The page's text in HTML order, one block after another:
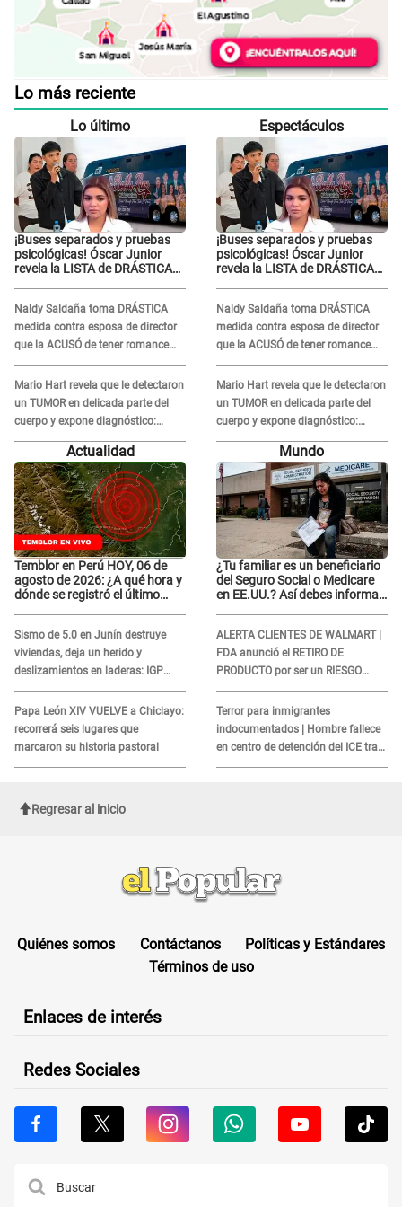
Lo más reciente
Lo último
¡Buses separados y pruebas
psicológicas! Óscar Junior
revela la LISTA de DRÁSTICAS
en 'La Bella Luz' tras caso
Naldy Saldaña
Naldy Saldaña toma DRÁSTICA
medida contra esposa de director
que la ACUSÓ de tener romance
con él: "Muy triste..."
Mario Hart revela que le detectaron
un TUMOR en delicada parte del
cuerpo y expone diagnóstico:
"Dolores muy fuertes..."
Espectáculos
¡Buses separados y pruebas
psicológicas! Óscar Junior
revela la LISTA de DRÁSTICAS
en 'La Bella Luz' tras caso
Naldy Saldaña
Naldy Saldaña toma DRÁSTICA
medida contra esposa de director
que la ACUSÓ de tener romance
con él: "Muy triste..."
Mario Hart revela que le detectaron
un TUMOR en delicada parte del
cuerpo y expone diagnóstico:
"Dolores muy fuertes..."
Actualidad
Temblor en Perú HOY, 06 de
agosto de 2026: ¿A qué hora y
dónde se registró el último
Sismo de 5.0 en Junín destruye
viviendas, deja un herido y
deslizamientos en laderas: IGP
alerta sobre posibles réplicas
Papa León XIV VUELVE a Chiclayo:
recorrerá seis lugares que
marcaron su historia pastoral
Mundo
¿Tu familiar es un beneficiario
del Seguro Social o Medicare
en EE.UU.? Así debes informar
ALERTA CLIENTES DE WALMART |
FDA anunció el RETIRO DE
PRODUCTO por ser un RIESGO
MORTAL para consumidores: ¿Cuál
es?
Terror para inmigrantes
indocumentados | Hombre fallece
en centro de detención del ICE tras
sufrir una "emergencia médica"
Regresar al inicio
Quiénes somos Contáctanos
Políticas y Estándares
Términos de uso
Enlaces de interés
Redes Sociales